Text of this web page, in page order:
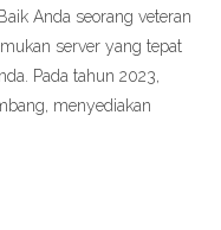
Anda seorang veteran
server yang tepat
Pada tahun 2023,
menyediakan